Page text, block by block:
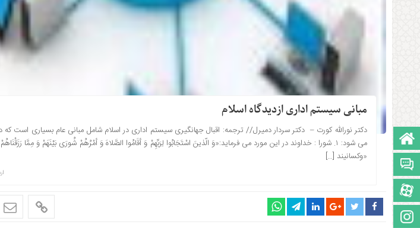
صفحه نخست
تالار گفتمان
اینستاگرام
مبانی سیستم اداری ازدیدگاه اسلام
دکتر نورالله کورت – دکتر سردار دمیرل// ترجمه: اقبال جهانگیری سیستم اداری در اسلام شامل مبانی عام بسیاری است که در
«وکسانیند […]